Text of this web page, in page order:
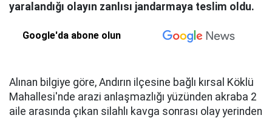
yaralandığı olayın zanlısı jandarmaya teslim oldu.
Google'da abone olun
Alınan bilgiye göre, Andırın ilçesine bağlı kırsal Köklü
Mahallesi'nde arazi anlaşmazlığı yüzünden akraba 2
aile arasında çıkan silahlı kavga sonrası olay yerinden